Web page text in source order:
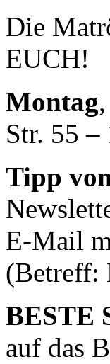
Die
EUCH!
Montag
Str. 55
Tipp
E-Mail
(Betreff:
BESTE
auf das